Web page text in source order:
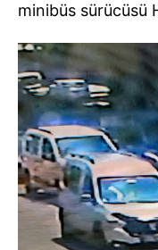
minibüs sürücüsü